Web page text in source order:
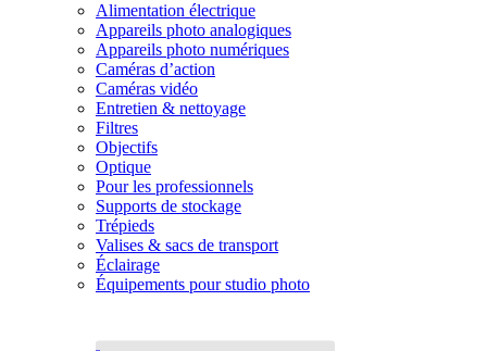
Alimentation électrique
Appareils photo analogiques
Appareils photo numériques
Caméras d’action
Caméras vidéo
Entretien & nettoyage
Filtres
Objectifs
Optique
Pour les professionnels
Supports de stockage
Trépieds
Valises & sacs de transport
Éclairage
Équipements pour studio photo